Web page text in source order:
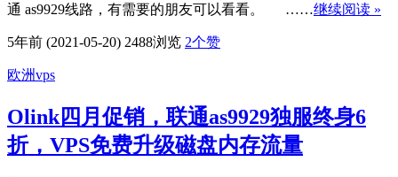
通 as9929线路，有需要的朋友可以看看。 ……继续阅读 »
5年前 (2021-05-20) 2488浏览 2个赞
欧洲vps
Olink四月促销，联通as9929独服终身6
折，VPS免费升级磁盘内存流量